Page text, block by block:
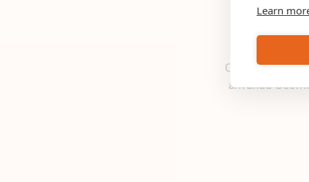
Learn
Consto har
använda